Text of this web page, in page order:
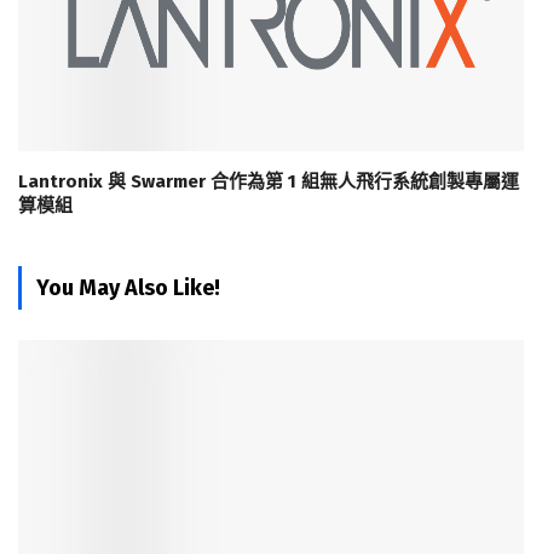
Lantronix 與 Swarmer 合作為第 1 組無人飛行系統創製專屬運
算模組
You May Also Like!